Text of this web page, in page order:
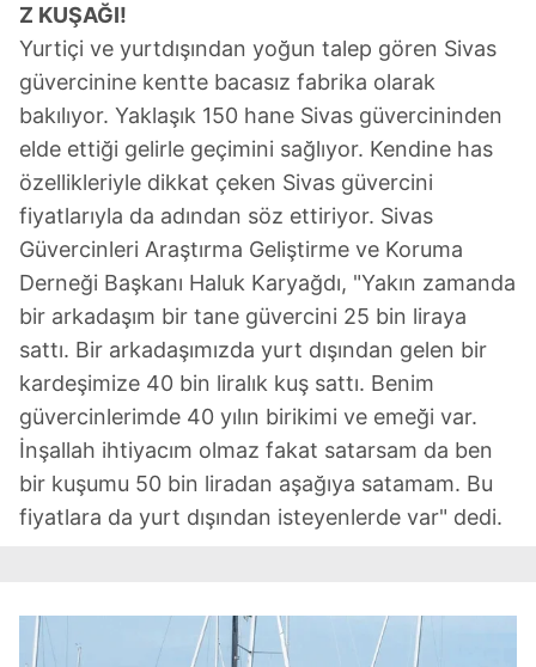
Z KUŞAĞI!
Yurtiçi ve yurtdışından yoğun talep gören Sivas
güvercinine kentte bacasız fabrika olarak
bakılıyor. Yaklaşık 150 hane Sivas güvercininden
elde ettiği gelirle geçimini sağlıyor. Kendine has
özellikleriyle dikkat çeken Sivas güvercini
fiyatlarıyla da adından söz ettiriyor. Sivas
Güvercinleri Araştırma Geliştirme ve Koruma
Derneği Başkanı Haluk Karyağdı, "Yakın zamanda
bir arkadaşım bir tane güvercini 25 bin liraya
sattı. Bir arkadaşımızda yurt dışından gelen bir
kardeşimize 40 bin liralık kuş sattı. Benim
güvercinlerimde 40 yılın birikimi ve emeği var.
İnşallah ihtiyacım olmaz fakat satarsam da ben
bir kuşumu 50 bin liradan aşağıya satamam. Bu
fiyatlara da yurt dışından isteyenlerde var" dedi.